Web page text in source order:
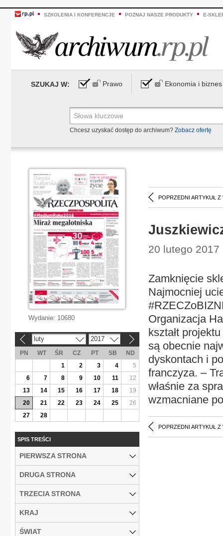
SZKOLENIA I KONFERENCJE POZNAJ NASZE PRODUKTY E-
SZUKAJ W: Prawo Ekonomia i biznes
Chcesz uzyskać dostęp do archiwum? Zobacz ofertę
POPRZEDNI ARTYKUŁ Z
20 lutego 2017
Zamknięcie
Najmocniej
Organizacja
kształt
są obecnie
dyskontach i
franczyza. –
właśnie za
wzmacniane
POPRZEDNI ARTYKUŁ Z
Wydanie: 10680
luty 2017
PN WT ŚR CZ PT SB
ND
1
2 3 4
5
6
7 8 9 10 11
12
13
14 15 16 17 18
19
20
21 22 23 24 25
26
27
28
SPIS TREŚCI
PIERWSZA STRONA
DRUGA STRONA
TRZECIA STRONA
KRAJ
ŚWIAT